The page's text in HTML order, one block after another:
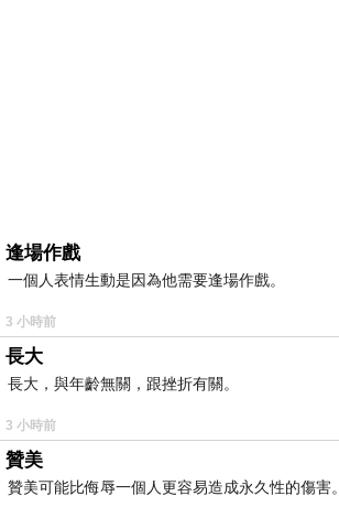
逢場作戲
一個人表情生動是因為他需要逢場作戲。
3 小時前
長大
長大，與年齡無關，跟挫折有關。
3 小時前
贊美
贊美可能比侮辱一個人更容易造成永久性的傷害。